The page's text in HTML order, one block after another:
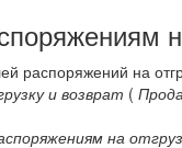
распоряжений на
и возврат (
на